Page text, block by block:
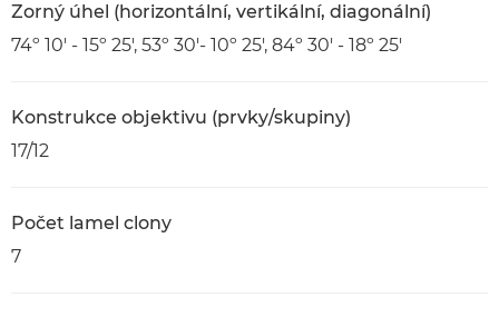
Zorný úhel (horizontální, vertikální, diagonální)
74º 10' - 15º 25', 53º 30'- 10º 25', 84º 30' - 18º 25'
Konstrukce objektivu (prvky/skupiny)
17/12
Počet lamel clony
7